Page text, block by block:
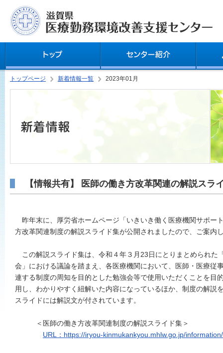
トップページ 新着情報一覧 2023年01月
【情報共有】 医師の働き方改革関連の解説スラ
昨年末に、厚労省ホームページ「いきいき働く医療機関サポー
方改革関連制度の解説スライド集が公開されましたので、ご案内
この解説スライド集は、令和４年３月23日にとりまとめられた
会」における議論を踏まえ、各医療機関において、医師・医療従
連する制度の周知を目的とした勉強会等で使用いただくことを目
用し、わかりやすく紐解いた内容になっているほか、制度の解説
スライドには解説文が付されています。
＜医師の働き方改革関連制度の解説スライド集＞
URL：https://iryou-kinmukankyou.mhlw.go.jp/